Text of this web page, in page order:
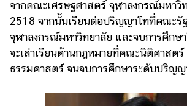
แม่
และ
เด็ก
สัตว์
เลี้ยง
Infographic
จากคณะเศรษฐศาสตร์ จุฬาลงกรณ์มหาวิ
2518 จากนั้นเรียนต่อปริญญาโทที่คณะรั
จุฬาลงกรณ์มหาวิทยาลัย และจบการศึกษ
จะเล่าเรียนด้านกฎหมายที่คณะนิติศาสตร์
ธรรมศาสตร์ จนจบการศึกษาระดับปริญ